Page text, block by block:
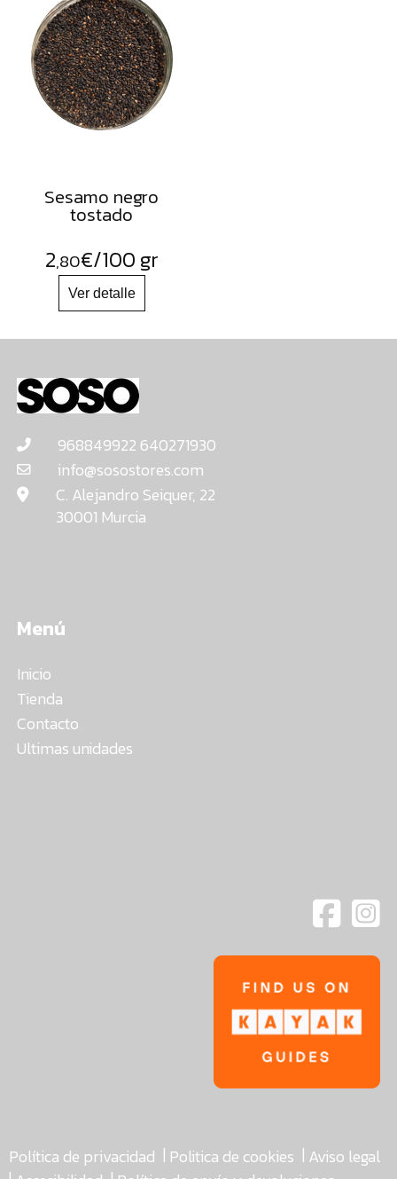
Sesamo negro
tostado
2,80€/100 gr
968849922 640271930
info@sosostores.com
C. Alejandro Seiquer, 22
30001 Murcia
Menú
Inicio
Tienda
Contacto
Ultimas unidades
Política de privacidad | Politica de cookies | Aviso legal